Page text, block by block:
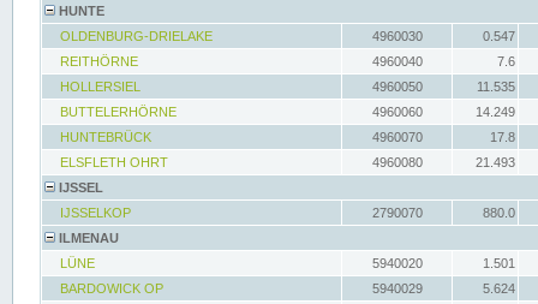
HUNTE
OLDENBURG-DRIELAKE
4960030
0.547
REITHÖRNE
4960040
7.6
HOLLERSIEL
4960050
11.535
BUTTELERHÖRNE
4960060
14.249
HUNTEBRÜCK
4960070
17.8
ELSFLETH OHRT
4960080
21.493
IJSSEL
IJSSELKOP
2790070
880.0
ILMENAU
LÜNE
5940020
1.501
BARDOWICK OP
5940029
5.624